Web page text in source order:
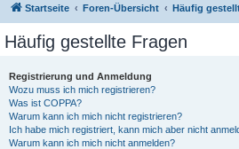
Startseite Foren-Übersicht Häufig
Häufig gestellte Fragen
Registrierung und Anmeldung
Wozu muss ich mich registrieren?
Was ist COPPA?
Warum kann ich mich nicht registrieren?
Ich habe mich registriert, kann mich aber nicht
Warum kann ich mich nicht anmelden?